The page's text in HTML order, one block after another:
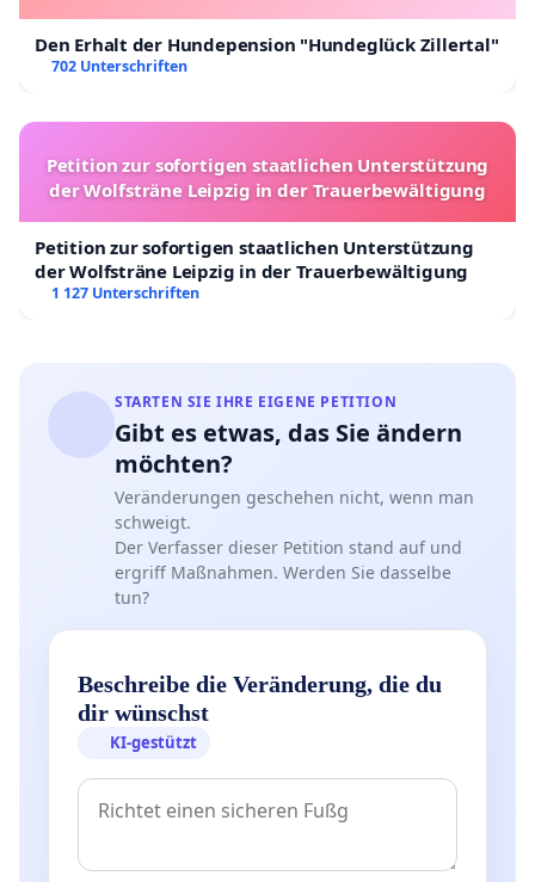
Den Erhalt der Hundepension "Hundeglück Zillertal"
702 Unterschriften
Petition zur sofortigen staatlichen Unterstützung
der Wolfsträne Leipzig in der Trauerbewältigung
Petition zur sofortigen staatlichen Unterstützung
der Wolfsträne Leipzig in der Trauerbewältigung
1 127 Unterschriften
STARTEN SIE IHRE EIGENE PETITION
Gibt es etwas, das Sie ändern
möchten?
Veränderungen geschehen nicht, wenn man
schweigt.
Der Verfasser dieser Petition stand auf und
ergriff Maßnahmen. Werden Sie dasselbe
tun?
Beschreibe die Veränderung, die du
dir wünschst
KI-gestützt